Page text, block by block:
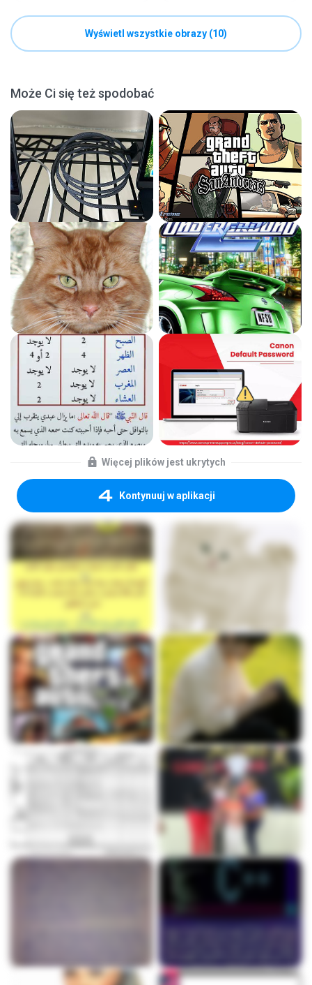
Wyświetl wszystkie obrazy (10)
Może Ci się też spodobać
Więcej plików jest ukrytych
Kontynuuj w aplikacji